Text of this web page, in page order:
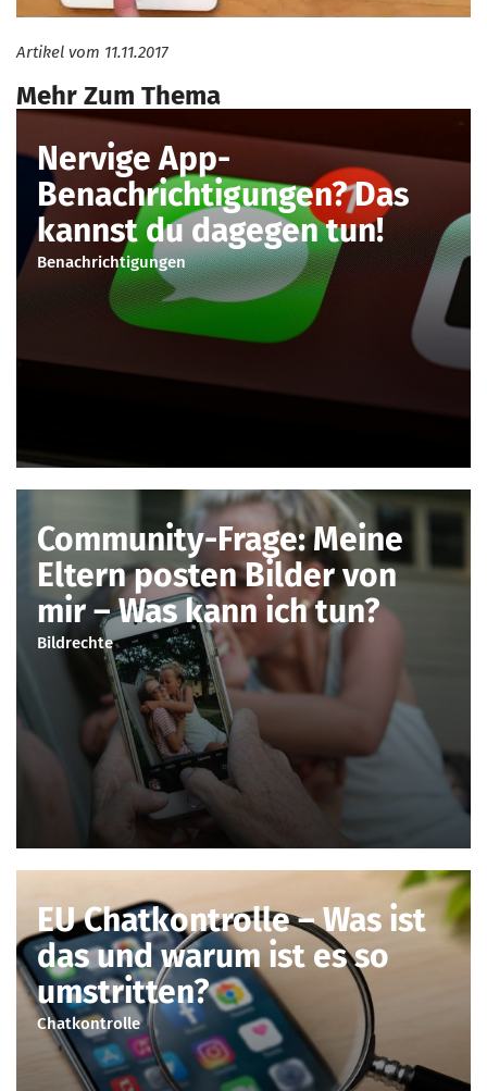
Artikel vom 11.11.2017
Mehr Zum Thema
Nervige App-
Benachrichtigungen? Das
kannst du dagegen tun!
Benachrichtigungen
Community-Frage: Meine
Eltern posten Bilder von
mir – Was kann ich tun?
Bildrechte
EU Chatkontrolle – Was ist
das und warum ist es so
umstritten?
Chatkontrolle